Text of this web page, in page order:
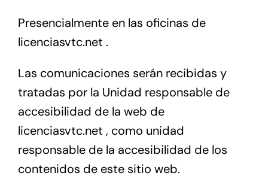
Presencialmente en las oficinas de
licenciasvtc.net .
Las comunicaciones serán recibidas y
tratadas por la Unidad responsable de
accesibilidad de la web de
licenciasvtc.net , como unidad
responsable de la accesibilidad de los
contenidos de este sitio web.